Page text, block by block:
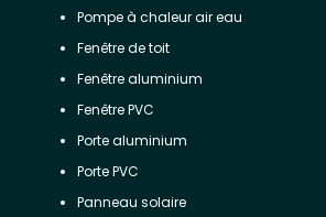
Pompe à chaleur air eau
Fenêtre de toit
Fenêtre aluminium
Fenêtre PVC
Porte aluminium
Porte PVC
Panneau solaire